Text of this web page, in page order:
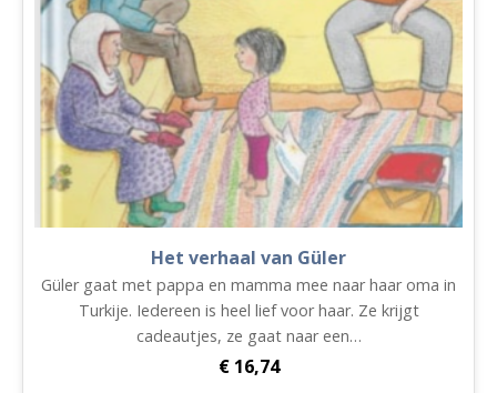
Het verhaal van Güler
Güler gaat met pappa en mamma mee naar haar oma in
Turkije. Iedereen is heel lief voor haar. Ze krijgt
cadeautjes, ze gaat naar een…
€16,74